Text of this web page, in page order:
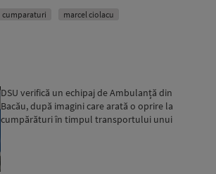
cumparaturi marcel ciolacu
DSU verifică un echipaj de Ambulanță din
Bacău, după imagini care arată o oprire la
cumpărături în timpul transportului unui